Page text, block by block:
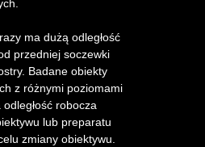
ma dużą odległość
przedniej soczewki
Badane obiekty
z różnymi poziomami
robocza
lub preparatu
zmiany obiektywu.